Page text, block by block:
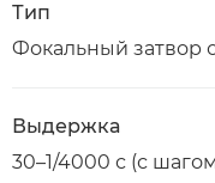
Тип
Фокальный затвор
Выдержка
30–1/4000 с (с